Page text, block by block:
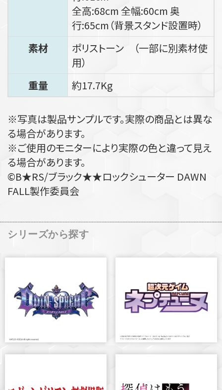
全高:68cm 全幅:60cm 奥
行:65cm（背景スタンド設置時）
素材
ポリストーン （一部に別素材使
用）
重量
約17.7Kg
※写真は製品サンプルです。実際の商品とは異な
る場合があります。
※ご使用のモニターにより実際の色と違って見え
る場合があります。
©B★RS/ブラック★★ロックシューター DAWN
FALL製作委員会
シリーズから探す